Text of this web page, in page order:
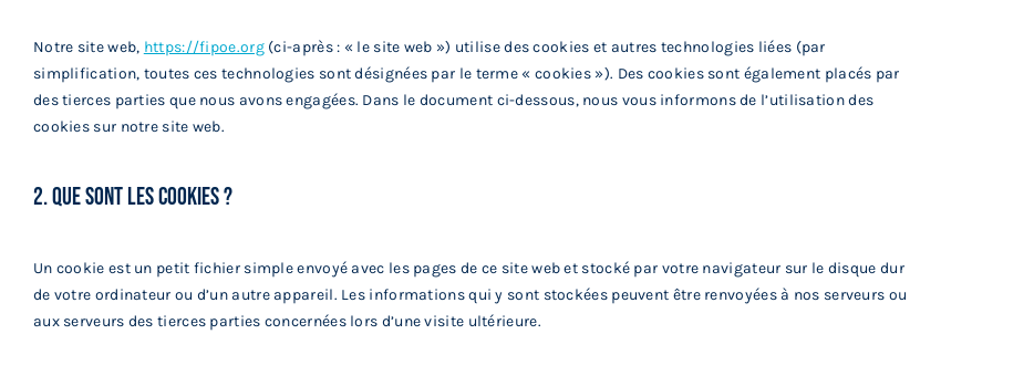
Notre site web, https://fipoe.org(ci-après : « le site web ») utilise des cookies et autres technologies liées (par
simplification, toutes ces technologies sont désignées par le terme « cookies »). Des cookies sont également placés par
des tierces parties que nous avons engagées. Dans le document ci-dessous, nous vous informons de l’utilisation des
cookies sur notre site web.
2. Que sont les cookies ?
Un cookie est un petit fichier simple envoyé avec les pages de ce site web et stocké par votre navigateur sur le disque dur
de votre ordinateur ou d’un autre appareil. Les informations qui y sont stockées peuvent être renvoyées à nos serveurs ou
aux serveurs des tierces parties concernées lors d’une visite ultérieure.